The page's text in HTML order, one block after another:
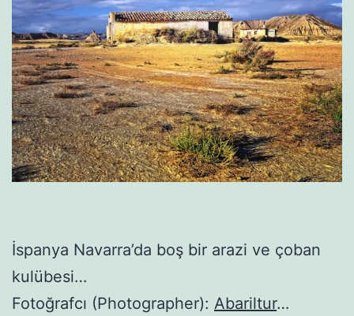
İspanya Navarra’da boş bir arazi ve çoban
kulübesi…
Fotoğrafcı (Photographer): Abariltur…